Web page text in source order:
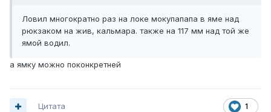
Ловил многократно раз на локе мокупапапа в яме над
рюкзаком на жив, кальмара. также на 117 мм над той же
ямой водил.
а ямку можно поконкретней
1
Цитата